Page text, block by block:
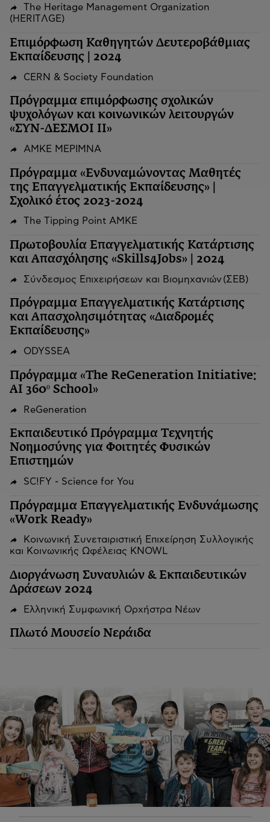
The Heritage Management Organization
(HERITΛGΕ)
Επιμόρφωση Καθηγητών Δευτεροβάθμιας
Εκπαίδευσης | 2024
CERN & Society Foundation
Πρόγραμμα επιμόρφωσης σχολικών
ψυχολόγων και κοινωνικών λειτουργών
«ΣΥΝ-ΔΕΣΜΟΙ ΙΙ»
ΑΜΚΕ ΜΕΡΙΜΝΑ
Πρόγραμμα «Ενδυναμώνοντας Μαθητές
της Επαγγελματικής Εκπαίδευσης» |
Σχολικό έτος 2023-2024
The Tipping Point ΑΜΚΕ
Πρωτοβουλία Επαγγελματικής Κατάρτισης
και Απασχόλησης «Skills4Jobs» | 2024
Σύνδεσμος Επιχειρήσεων και Βιομηχανιών (ΣΕΒ)
Πρόγραμμα Επαγγελματικής Κατάρτισης
και Απασχολησιμότητας «Διαδρομές
Εκπαίδευσης»
ODYSSEA
Πρόγραμμα «The ReGeneration Initiative:
AI 360º School»
ReGeneration
Εκπαιδευτικό Πρόγραμμα Τεχνητής
Νοημοσύνης για Φοιτητές Φυσικών
Επιστημών
SC!FY - Science for You
Πρόγραμμα Επαγγελματικής Ενδυνάμωσης
«Work Ready»
Κοινωνική Συνεταιριστική Επιχείρηση Συλλογικής
και Κοινωνικής Ωφέλειας KNOWL
Διοργάνωση Συναυλιών & Εκπαιδευτικών
Δράσεων 2024
Ελληνική Συμφωνική Ορχήστρα Νέων
Πλωτό Μουσείο Νεράιδα